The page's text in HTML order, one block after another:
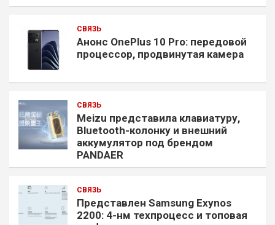
СВЯЗЬ
Анонс OnePlus 10 Pro: передовой
процессор, продвинутая камера
СВЯЗЬ
Meizu представила клавиатуру,
Bluetooth-колонку и внешний
аккумулятор под брендом
PANDAER
СВЯЗЬ
Представлен Samsung Exynos
2200: 4-нм техпроцесс и топовая